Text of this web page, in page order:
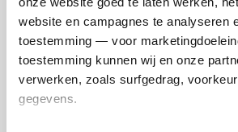
website en campagnes te analyseren
toestemming — voor
toestemming kunnen wij en onze
verwerken, zoals surfgedrag,
gegevens.